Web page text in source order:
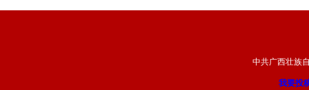
中共广西壮族
我要投